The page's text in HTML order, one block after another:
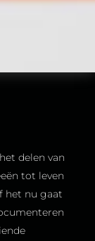
delen van
tot leven
het nu gaat